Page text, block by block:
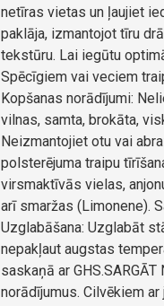
netīras vietas un ļaujiet
paklāja, izmantojot tīru
tekstūru. Lai iegūtu
Spēcīgiem vai veciem
Kopšanas norādījumi:
vilnas, samta, brokāta,
Neizmantojiet otu vai
polsterējuma traipu
virsmaktīvās vielas,
arī smaržas (Limonene).
Uzglabāšana: Uzglabāt
nepakļaut augstas
saskaņā ar
norādījumus. Cilvēkiem